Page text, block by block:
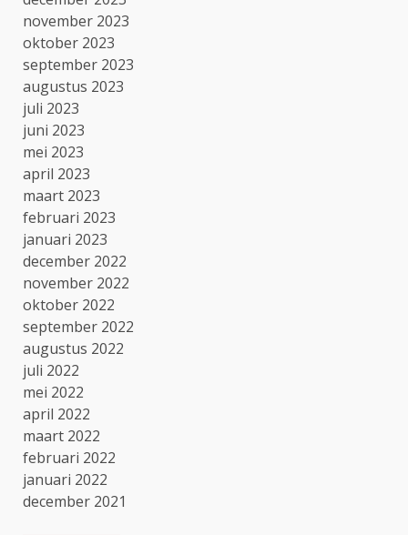
november 2023
oktober 2023
september 2023
augustus 2023
juli 2023
juni 2023
mei 2023
april 2023
maart 2023
februari 2023
januari 2023
december 2022
november 2022
oktober 2022
september 2022
augustus 2022
juli 2022
mei 2022
april 2022
maart 2022
februari 2022
januari 2022
december 2021